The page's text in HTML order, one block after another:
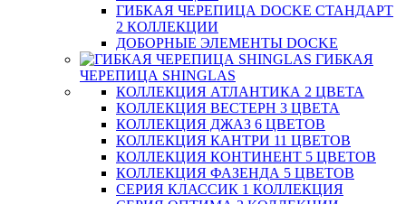
ГИБКАЯ ЧЕРЕПИЦА DOCKE СТАНДАРТ
2 КОЛЛЕКЦИИ
ДОБОРНЫЕ ЭЛЕМЕНТЫ DOCKE
ГИБКАЯ
ЧЕРЕПИЦА SHINGLAS
КОЛЛЕКЦИЯ АТЛАНТИКА 2 ЦВЕТА
КОЛЛЕКЦИЯ ВЕСТЕРН 3 ЦВЕТА
КОЛЛЕКЦИЯ ДЖАЗ 6 ЦВЕТОВ
КОЛЛЕКЦИЯ КАНТРИ 11 ЦВЕТОВ
КОЛЛЕКЦИЯ КОНТИНЕНТ 5 ЦВЕТОВ
КОЛЛЕКЦИЯ ФАЗЕНДА 5 ЦВЕТОВ
СЕРИЯ КЛАССИК 1 КОЛЛЕКЦИЯ